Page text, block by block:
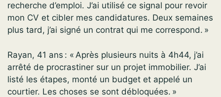
recherche d’emploi. J’ai utilisé ce signal pour revoir
mon CV et cibler mes candidatures. Deux semaines
plus tard, j’ai signé un contrat qui me correspond. »
Rayan, 41 ans : « Après plusieurs nuits à 4h44, j’ai
arrêté de procrastiner sur un projet immobilier. J’ai
listé les étapes, monté un budget et appelé un
courtier. Les choses se sont débloquées. »